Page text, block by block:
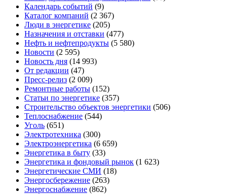
Календарь событий (9)
Каталог компаний (2 367)
Люди в энергетике (205)
Назначения и отставки (477)
Нефть и нефтепродукты (5 580)
Новости (2 595)
Новость дня (14 993)
От редакции (47)
Пресс-релиз (2 009)
Ремонтные работы (152)
Статьи по энергетике (357)
Строительство объектов энергетики (506)
Теплоснабжение (544)
Уголь (651)
Электротехника (300)
Электроэнергетика (6 659)
Энергетика в быту (33)
Энергетика и фондовый рынок (1 623)
Энергетические СМИ (18)
Энергосбережение (263)
Энергоснабжение (862)